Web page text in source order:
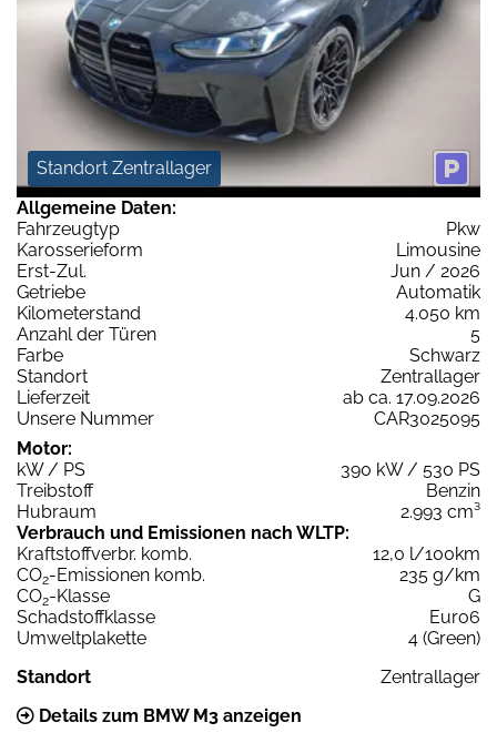
Standort Zentrallager
Allgemeine Daten:
Fahrzeugtyp
Pkw
Karosserieform
Limousine
Erst-Zul.
Jun / 2026
Getriebe
Automatik
Kilometerstand
4.050 km
Anzahl der Türen
5
Farbe
Schwarz
Standort
Zentrallager
Lieferzeit
ab ca. 17.09.2026
Unsere Nummer
CAR3025095
Motor:
kW / PS
390 kW / 530 PS
Treibstoff
Benzin
Hubraum
2.993 cm³
Verbrauch und Emissionen nach WLTP:
Kraftstoffverbr. komb.
12,0 l/100km
CO2-Emissionen komb.
235 g/km
CO2-Klasse
G
Schadstoffklasse
Euro6
Umweltplakette
4 (Green)
Standort
Zentrallager
Details zum BMW M3 anzeigen